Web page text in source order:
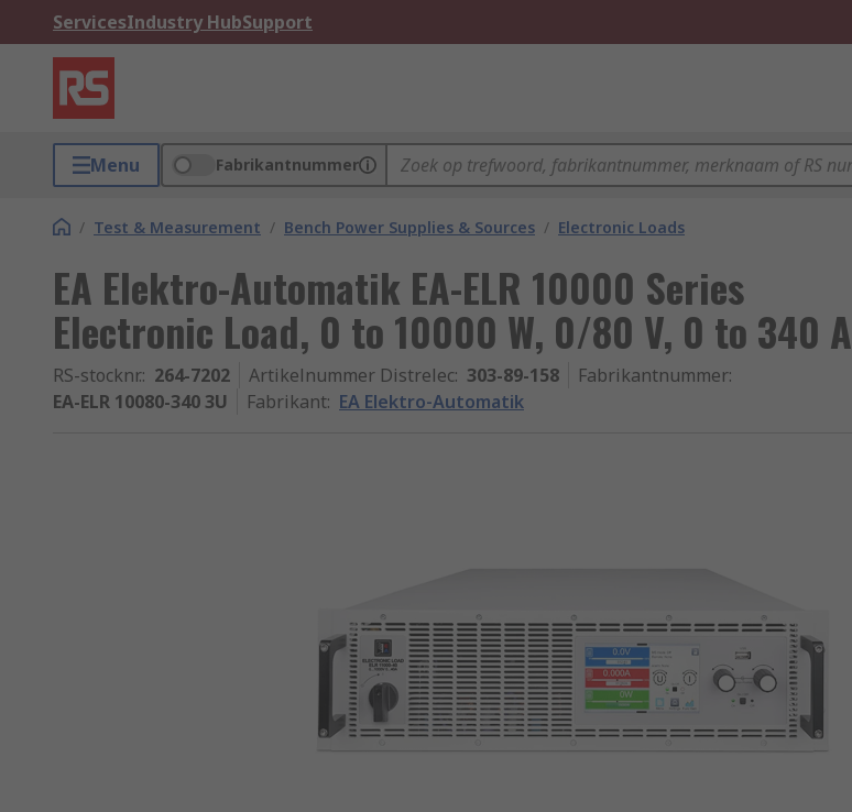
ServicesIndustry HubSupport
Menu Fabrikantnummer
/ Test & Measurement / Bench Power Supplies & Sources / Electronic Loads
EA Elektro-Automatik EA-ELR 10000 Series
Electronic Load, 0 to 10000 W, 0/80 V, 0 to 340 A
RS-stocknr.: 264-7202 Artikelnummer Distrelec: 303-89-158 Fabrikantnummer:
EA-ELR 10080-340 3U
Fabrikant: EA Elektro-Automatik